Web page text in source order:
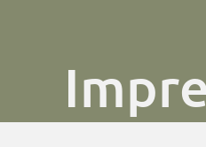
Was ist JSJ
Aktuelle Termine